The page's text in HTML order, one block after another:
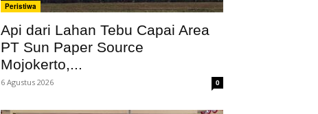
Peristiwa
Api dari Lahan Tebu Capai Area
PT Sun Paper Source
Mojokerto,...
6 Agustus 2026 0